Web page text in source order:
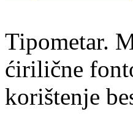
Tipometar.
ćirilične
korištenje